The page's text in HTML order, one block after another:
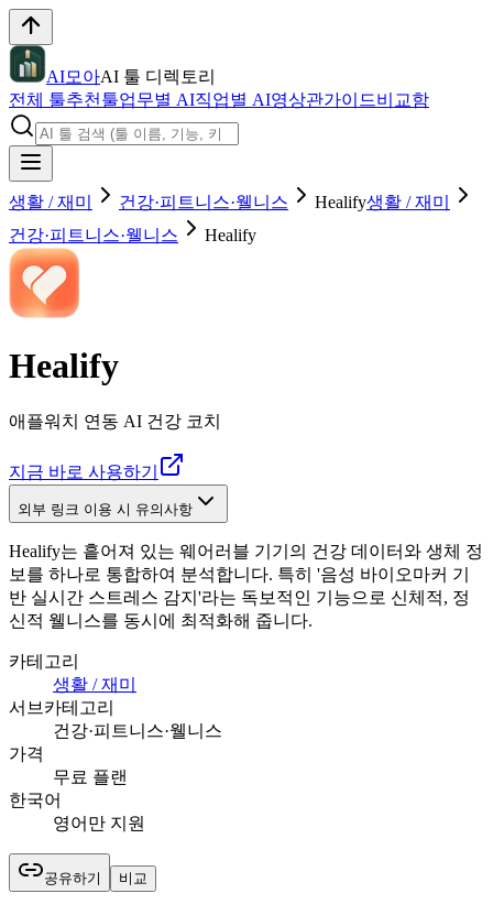
AI모아AI 툴 디렉토리
전체 툴추천툴업무별 AI직업별 AI영상관가이드비교함
생활 / 재미 건강·피트니스·웰니스 Healify생활 / 재미
건강·피트니스·웰니스
Healify
Healify
애플워치 연동 AI 건강 코치
지금 바로 사용하기
외부 링크 이용 시 유의사항
Healify는 흩어져 있는 웨어러블 기기의 건강 데이터와 생체 정
보를 하나로 통합하여 분석합니다. 특히 '음성 바이오마커 기
반 실시간 스트레스 감지'라는 독보적인 기능으로 신체적, 정
신적 웰니스를 동시에 최적화해 줍니다.
카테고리
생활 / 재미
서브카테고리
건강·피트니스·웰니스
가격
무료 플랜
한국어
영어만 지원
공유하기 비교